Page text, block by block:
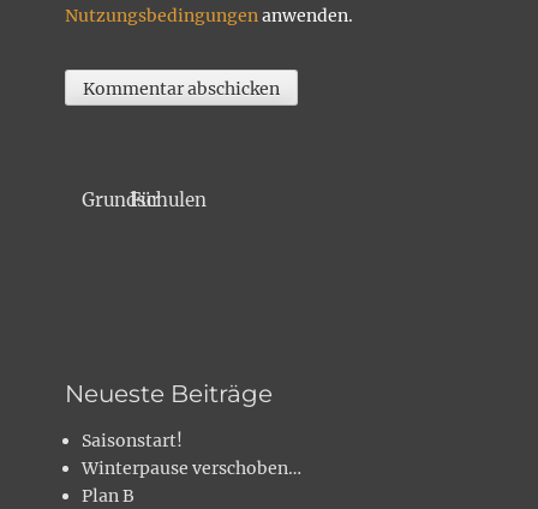
Nutzungsbedingungenanwenden.
Für Grundschulen
Neueste Beiträge
Saisonstart!
Winterpause verschoben…
Plan B